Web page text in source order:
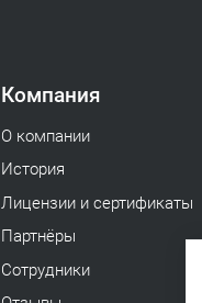
Компания
О компании
История
Лицензии и сертификаты
Партнёры
Сотрудники